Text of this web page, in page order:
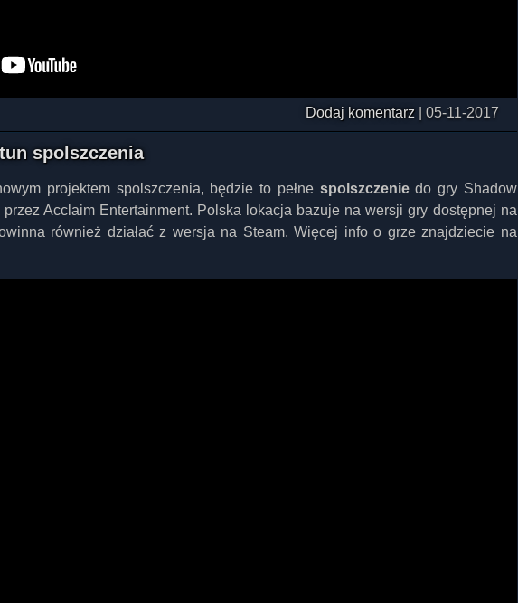
Dodaj komentarz| 05-11-2017
spolszczenia
projektem spolszczenia, będzie to pełne spolszczeniedo gry Shadow
Acclaim Entertainment. Polska lokacja bazuje na wersji gry dostępnej na
również działać z wersja na Steam. Więcej info o grze znajdziecie na